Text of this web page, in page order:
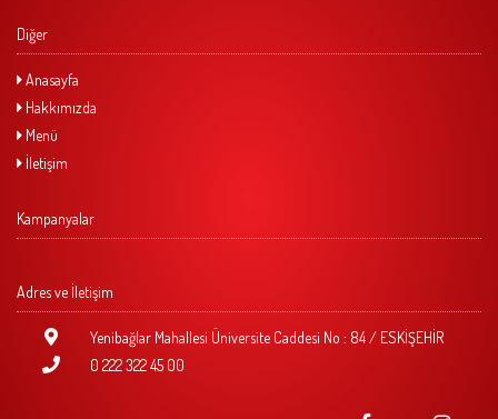
Diğer
Anasayfa
Hakkımızda
Menü
İletişim
Kampanyalar
Adres ve İletişim
Yenibağlar Mahallesi Üniversite Caddesi No : 84 / ESKİŞEHİR
0 222 322 45 00